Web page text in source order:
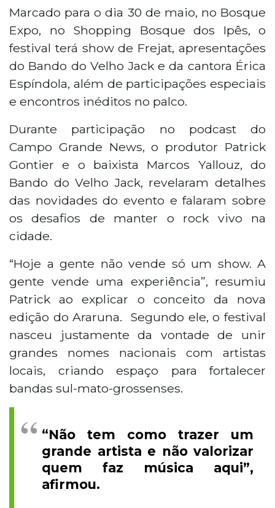
Marcado para o dia 30 de maio, no Bosque
Expo, no Shopping Bosque dos Ipês, o
festival terá show de Frejat, apresentações
do Bando do Velho Jack e da cantora Érica
Espíndola, além de participações especiais
e encontros inéditos no palco.
Durante participação no podcast do
Campo Grande News, o produtor Patrick
Gontier e o baixista Marcos Yallouz, do
Bando do Velho Jack, revelaram detalhes
das novidades do evento e falaram sobre
os desafios de manter o rock vivo na
cidade.
“Hoje a gente não vende só um show. A
gente vende uma experiência”, resumiu
Patrick ao explicar o conceito da nova
edição do Araruna. Segundo ele, o festival
nasceu justamente da vontade de unir
grandes nomes nacionais com artistas
locais, criando espaço para fortalecer
bandas sul-mato-grossenses.
“Não tem como trazer um
grande artista e não valorizar
quem faz música aqui”,
afirmou.